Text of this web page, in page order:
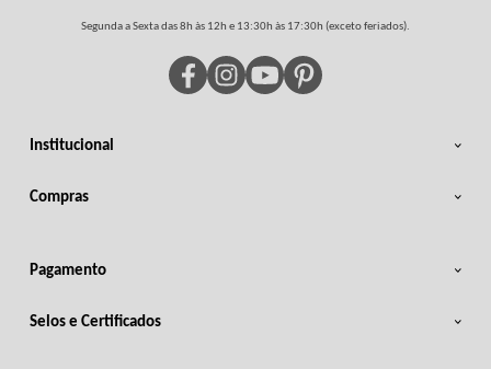
Institucional
Compras
Segunda a Sexta das 8h às 12h e 13:30h às 17:30h (exceto feriados).
Pagamento
Selos e Certificados